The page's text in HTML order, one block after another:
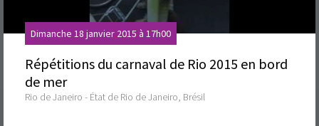
Dimanche 18 janvier 2015 à 17h00
Répétitions du carnaval de Rio 2015 en bord
de mer
Rio de Janeiro - État de Rio de Janeiro, Brésil